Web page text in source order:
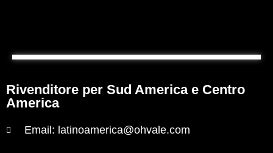
Rivenditore per Sud America e Centro
America
Email: latinoamerica@ohvale.com